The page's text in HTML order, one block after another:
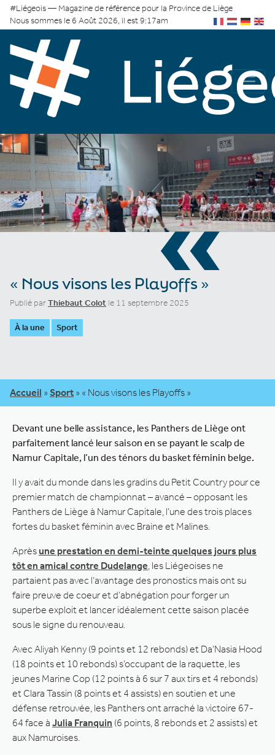
#Liégeois — Magazine de référence pour la Province de Liège
Nous sommes le 6 Août 2026, il est 9:17am
«
« Nous visons les Playoffs »
Publié parThiebaut Colot le 11 septembre 2025
À la une Sport
Accueil » Sport » « Nous visons les Playoffs »
Devant une belle assistance, les Panthers de Liège ont
parfaitement lancé leur saison en se payant le scalp de
Namur Capitale, l’un des ténors du basket féminin belge.
Il y avait du monde dans les gradins du Petit Country pour ce
premier match de championnat – avancé – opposant les
Panthers de Liège à Namur Capitale, l’une des trois places
fortes du basket féminin avec Braine et Malines.
Après une prestation en demi-teinte quelques jours plus
tôt en amical contre Dudelange , les Liégeoises ne
partaient pas avec l’avantage des pronostics mais ont su
faire preuve de coeur et d’abnégation pour forger un
superbe exploit et lancer idéalement cette saison placée
sous le signe du renouveau.
Avec Aliyah Kenny (9 points et 12 rebonds) et Da’Nasia Hood
(18 points et 10 rebonds) s’occupant de la raquette, les
jeunes Marine Cop (12 points à 6 sur 7 aux tirs et 4 rebonds)
et Clara Tassin (8 points et 4 assists) en soutien et une
défense retrouvée, les Panthers ont arraché la victoire 67-
64 face à Julia Franquin (6 points, 8 rebonds et 2 assists) et
aux Namuroises.